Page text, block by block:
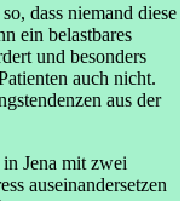
dass niemand diese
ein belastbares
und besonders
auch nicht.
aus der
Jena mit zwei
auseinandersetzen